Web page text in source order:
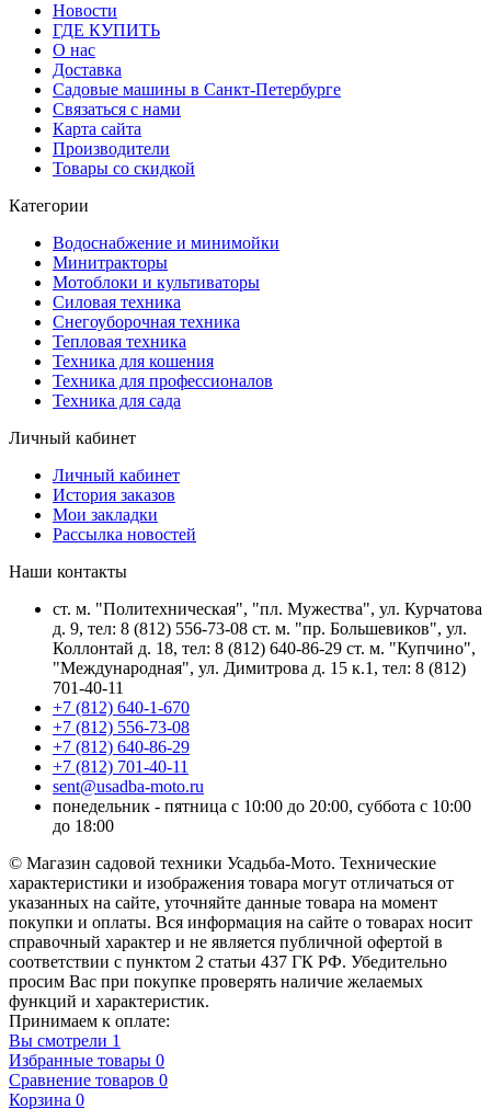
Новости
ГДЕ КУПИТЬ
О нас
Доставка
Садовые машины в Санкт-Петербурге
Связаться с нами
Карта сайта
Производители
Товары со скидкой
Категории
Водоснабжение и минимойки
Минитракторы
Мотоблоки и культиваторы
Силовая техника
Снегоуборочная техника
Тепловая техника
Техника для кошения
Техника для профессионалов
Техника для сада
Личный кабинет
Личный кабинет
История заказов
Мои закладки
Рассылка новостей
Наши контакты
ст. м. "Политехническая", "пл. Мужества", ул. Курчатова
д. 9, тел: 8 (812) 556-73-08 ст. м. "пр. Большевиков", ул.
Коллонтай д. 18, тел: 8 (812) 640-86-29 ст. м. "Купчино",
"Международная", ул. Димитрова д. 15 к.1, тел: 8 (812)
701-40-11
+7 (812) 640-1-670
+7 (812) 556-73-08
+7 (812) 640-86-29
+7 (812) 701-40-11
sent@usadba-moto.ru
понедельник - пятница с 10:00 до 20:00, суббота с 10:00
до 18:00
© Магазин садовой техники Усадьба-Мото. Технические
характеристики и изображения товара могут отличаться от
указанных на сайте, уточняйте данные товара на момент
покупки и оплаты. Вся информация на сайте о товарах носит
справочный характер и не является публичной офертой в
соответствии с пунктом 2 статьи 437 ГК РФ. Убедительно
просим Вас при покупке проверять наличие желаемых
функций и характеристик.
Принимаем к оплате:
Вы смотрели 1
Избранные товары 0
Сравнение товаров 0
Корзина 0